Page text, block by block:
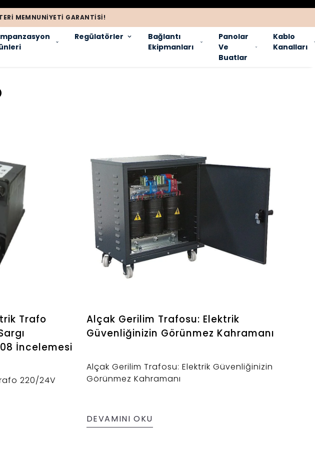
MEMNUNIYETI GARANTISI!
Regülatörler
Bağlantı
Ekipmanları
Panolar
Ve
Buatlar
Kablo
Kanalları
Trafo
İncelemesi
220/24V
Alçak Gerilim Trafosu: Elektrik
Güvenliğinizin Görünmez Kahramanı
Alçak Gerilim Trafosu: Elektrik Güvenliğinizin
Görünmez Kahramanı
DEVAMINI OKU